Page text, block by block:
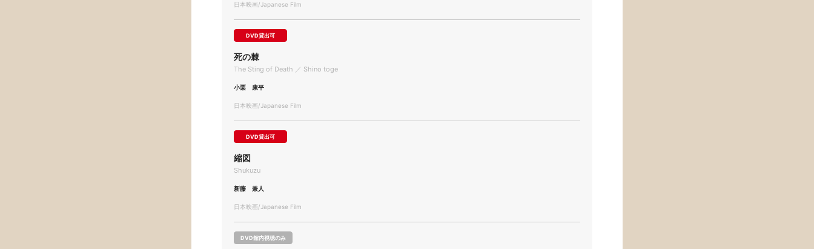
日本映画/Japanese Film
DVD貸出可
死の棘
The Sting of Death ／ Shino toge
小栗 康平
日本映画/Japanese Film
DVD貸出可
縮図
Shukuzu
新藤 兼人
日本映画/Japanese Film
DVD館内視聴のみ